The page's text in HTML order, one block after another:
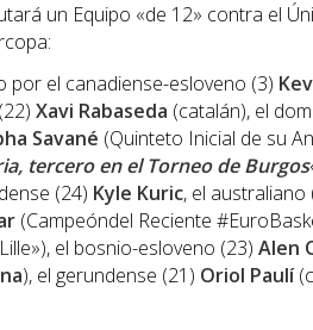
un Equipo «de 12» contra el
por el canadiense-esloveno (3)
Xavi Rabaseda (catalán), el
Savané (Quinteto Inicial de su
tercero en el Torneo de Burgos
(24) Kyle Kuric, el australiano
(Campeóndel Reciente
el bosnio-esloveno (23) Alen
), el gerundense (21) Oriol Paulí